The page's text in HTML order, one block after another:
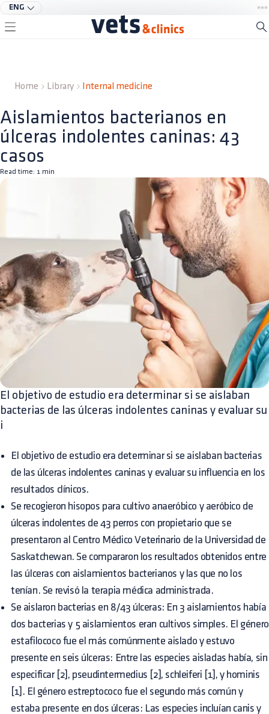
ENG
Home Library Internal medicine
Aislamientos bacterianos en
úlceras indolentes caninas: 43
casos
Read time: 1 min
El objetivo de estudio era determinar si se aislaban
bacterias de las úlceras indolentes caninas y evaluar su
i
El objetivo de estudio era determinar si se aislaban bacterias
de las úlceras indolentes caninas y evaluar su influencia en los
resultados clínicos.
Se recogieron hisopos para cultivo anaeróbico y aeróbico de
úlceras indolentes de 43 perros con propietario que se
presentaron al Centro Médico Veterinario de la Universidad de
Saskatchewan. Se compararon los resultados obtenidos entre
las úlceras con aislamientos bacterianos y las que no los
tenían. Se revisó la terapia médica administrada.
Se aislaron bacterias en 8/43 úlceras: En 3 aislamientos había
dos bacterias y 5 aislamientos eran cultivos simples. El género
estafilococo fue el más comúnmente aislado y estuvo
presente en seis úlceras: Entre las especies aisladas había, sin
especificar [2], pseudintermedius [2], schleiferi [1], y hominis
[1]. El género estreptococo fue el segundo más común y
estaba presente en dos úlceras: Las especies incluían canis y